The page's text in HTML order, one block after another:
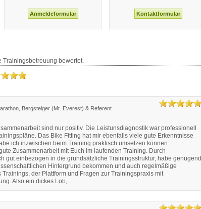
Trainingsbetreuung bewertet.
Bergsteiger (Mt. Everest) & Referent
sind nur positiv. Die Leistunsdiagnostik war professionell
Das Bike Fitting hat mir ebenfalls viele gute Erkenntnisse
ich inzwischen beim Training praktisch umsetzen können.
Zusammenarbeit mit Euch im laufenden Training. Durch
gut einbezogen in die grundsätzliche Trainingsstruktur, habe genügend
Hintergrund bekommen und auch regelmäßige
der Plattform und Fragen zur Trainingspraxis mit
Also ein dickes Lob,